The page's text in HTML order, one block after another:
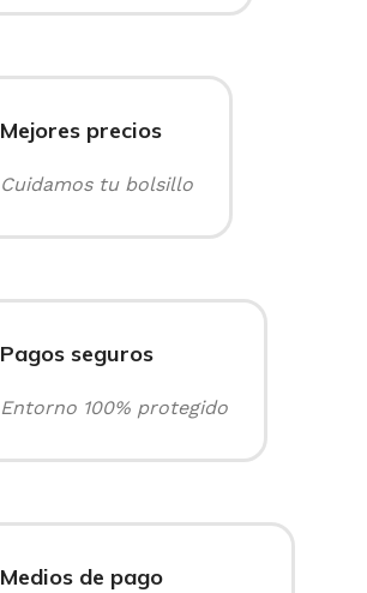
Mejores precios
Cuidamos tu bolsillo
Pagos seguros
Entorno 100% protegido
Medios de pago